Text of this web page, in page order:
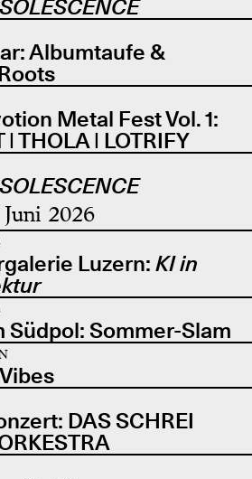
Albumtaufe &
Metal Fest Vol. 1:
| THOLA | LOTRIFY
Juni 2026
Luzern: KI in
Südpol: Sommer-Slam
DAS SCHREI